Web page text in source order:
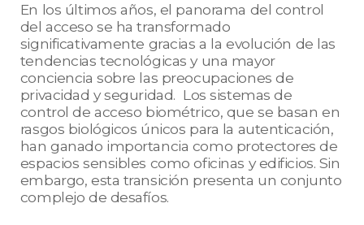
En los últimos años, el panorama del control
del acceso se ha transformado
significativamente gracias a la evolución de las
tendencias tecnológicas y una mayor
conciencia sobre las preocupaciones de
privacidad y seguridad. Los sistemas de
control de acceso biométrico, que se basan en
rasgos biológicos únicos para la autenticación,
han ganado importancia como protectores de
espacios sensibles como oficinas y edificios. Sin
embargo, esta transición presenta un conjunto
complejo de desafíos.